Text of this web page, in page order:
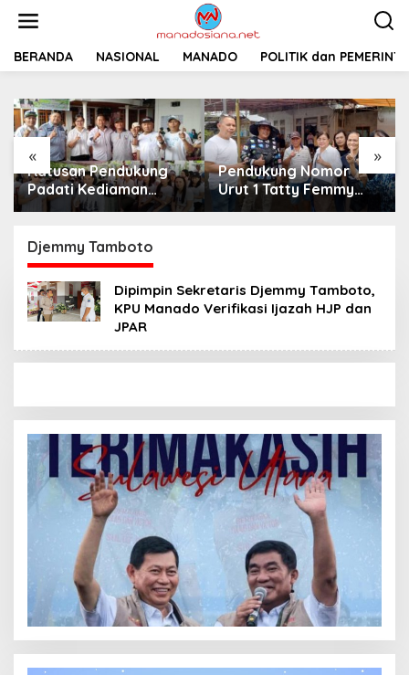
t
BERANDA NASIONAL MANADO POLITIK dan
« »
Ratusan Pendukung
Padati Kediaman
Cristy Toar Nomor
Dukungan Penuh
Kepada Calon Hukum
Tua Walantakan
Pendukung Nomor
Urut 1 Tatty Femmy
Pangkey Berikan
Djemmy Tamboto
Dipimpin Sekretaris Djemmy Tamboto,
KPU Manado Verifikasi Ijazah HJP dan
JPAR